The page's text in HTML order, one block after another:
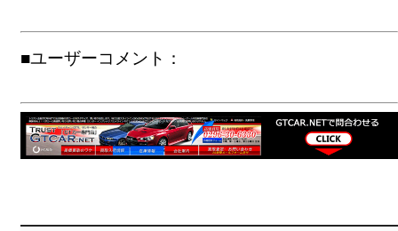
■ユーザーコメント：